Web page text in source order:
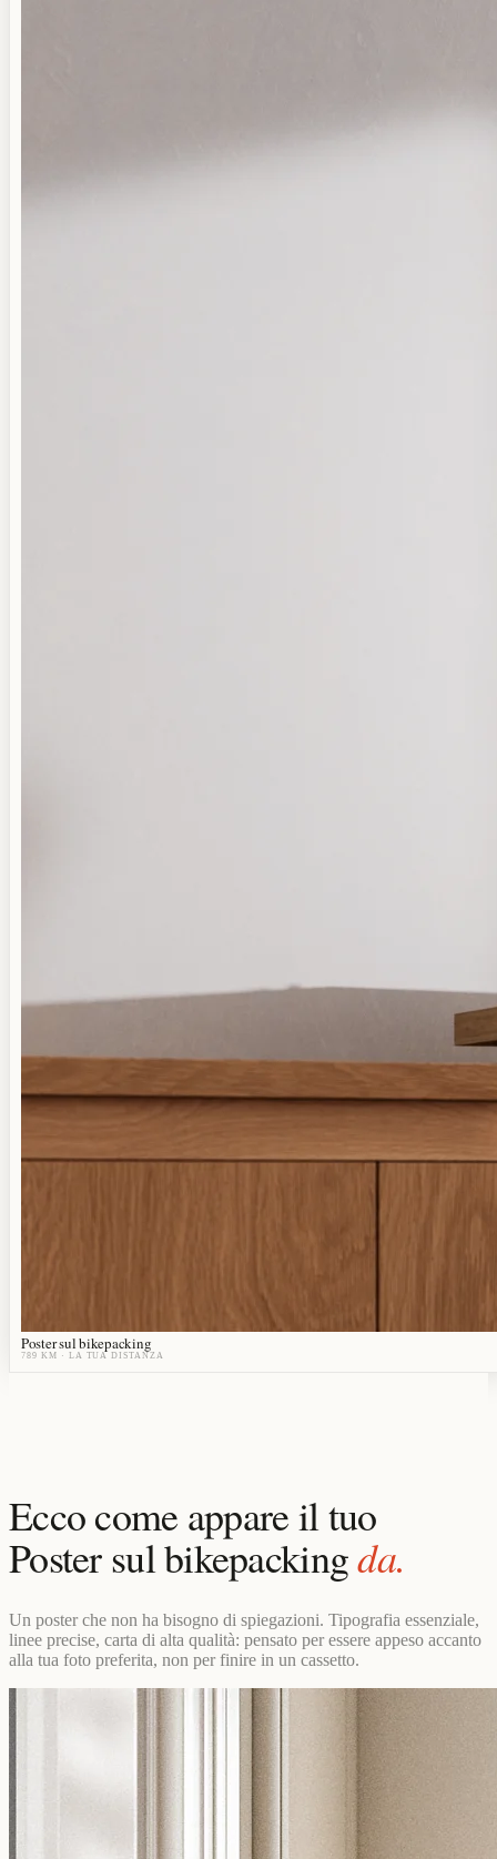
Poster sul bikepacking
789 KM · LA TUA DISTANZA
Ecco come appare il tuo
Poster sul bikepackingda.
Un poster che non ha bisogno di spiegazioni. Tipografia essenziale,
linee precise, carta di alta qualità: pensato per essere appeso accanto
alla tua foto preferita, non per finire in un cassetto.